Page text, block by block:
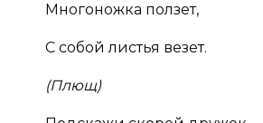
Многоножка ползет,
С собой листья везет.
(Плющ)